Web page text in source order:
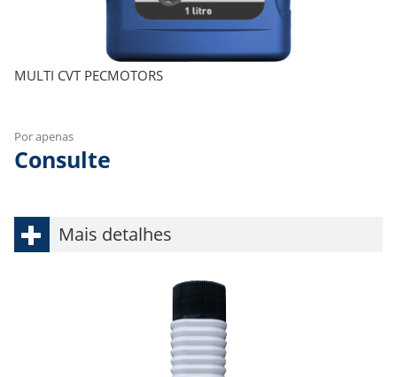
MULTI CVT PECMOTORS
Por apenas
Consulte
Mais detalhes